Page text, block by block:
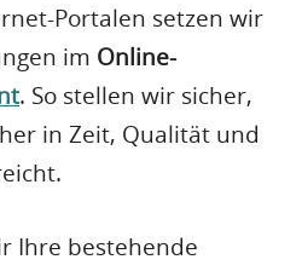
Portalen setzen wir
im Online-
. So stellen wir sicher,
in Zeit, Qualität und
Ihre bestehende